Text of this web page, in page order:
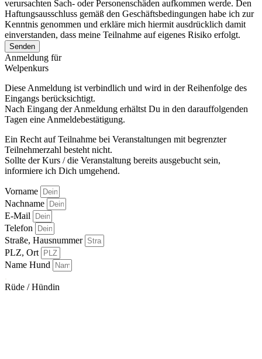
verursachten Sach- oder Personenschäden aufkommen werde. Den
Haftungsausschluss gemäß den Geschäftsbedingungen habe ich zur
Kenntnis genommen und erkläre mich hiermit ausdrücklich damit
einverstanden, dass meine Teilnahme auf eigenes Risiko erfolgt.
Senden
Anmeldung für
Welpenkurs
Diese Anmeldung ist verbindlich und wird in der Reihenfolge des
Eingangs berücksichtigt.
Nach Eingang der Anmeldung erhältst Du in den darauffolgenden
Tagen eine Anmeldebestätigung.
Ein Recht auf Teilnahme bei Veranstaltungen mit begrenzter
Teilnehmerzahl besteht nicht.
Sollte der Kurs / die Veranstaltung bereits ausgebucht sein,
informiere ich Dich umgehend.
Vorname
Nachname
E-Mail
Telefon
Straße, Hausnummer
PLZ, Ort
Name Hund
Rüde / Hündin